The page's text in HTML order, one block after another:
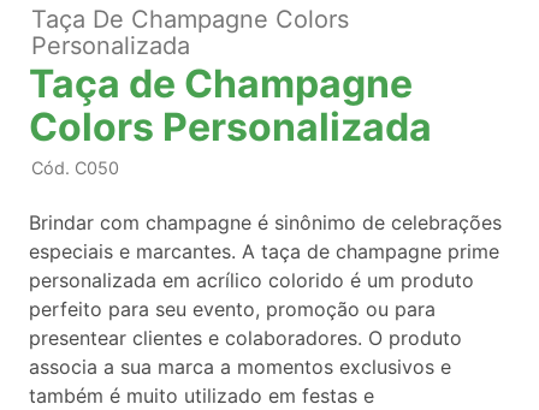
Taça De Champagne Colors
Personalizada
Taça de Champagne
Colors Personalizada
Cód. C050
Brindar com champagne é sinônimo de celebrações
especiais e marcantes. A taça de champagne prime
personalizada em acrílico colorido é um produto
perfeito para seu evento, promoção ou para
presentear clientes e colaboradores. O produto
associa a sua marca a momentos exclusivos e
também é muito utilizado em festas e